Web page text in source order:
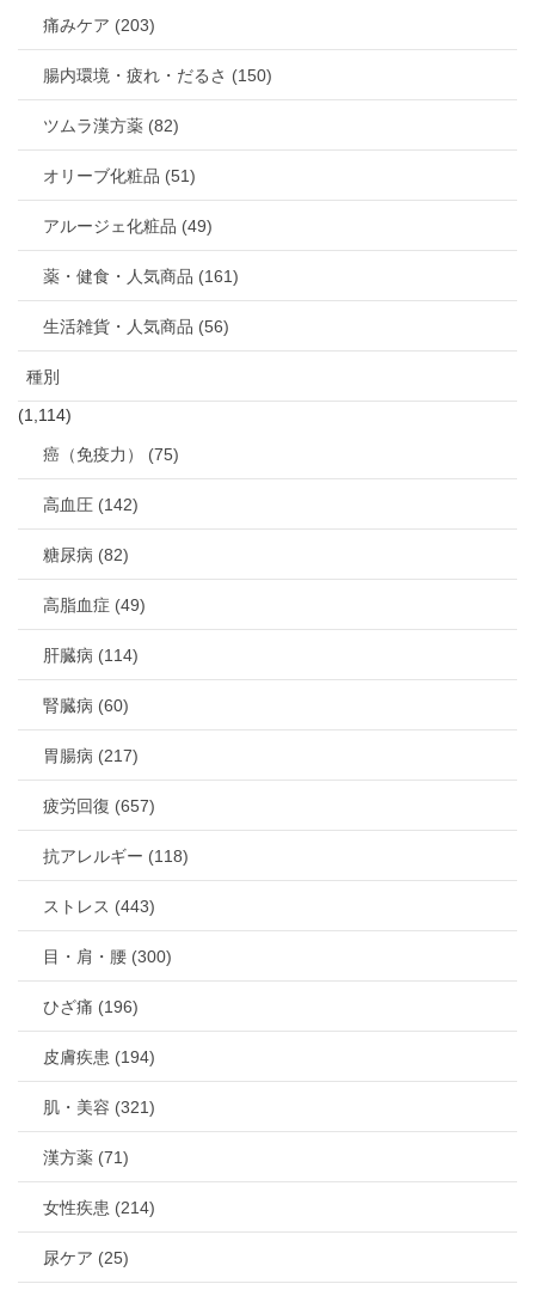
痛みケア (203)
腸内環境・疲れ・だるさ (150)
ツムラ漢方薬 (82)
オリーブ化粧品 (51)
アルージェ化粧品 (49)
薬・健食・人気商品 (161)
生活雑貨・人気商品 (56)
種別
(1,114)
癌（免疫力） (75)
高血圧 (142)
糖尿病 (82)
高脂血症 (49)
肝臓病 (114)
腎臓病 (60)
胃腸病 (217)
疲労回復 (657)
抗アレルギー (118)
ストレス (443)
目・肩・腰 (300)
ひざ痛 (196)
皮膚疾患 (194)
肌・美容 (321)
漢方薬 (71)
女性疾患 (214)
尿ケア (25)